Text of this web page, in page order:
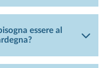
essere al